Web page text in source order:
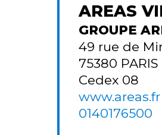
AREAS
GROUPE
49 rue de
75380 PARIS
Cedex 08
www.areas.fr
0140176500